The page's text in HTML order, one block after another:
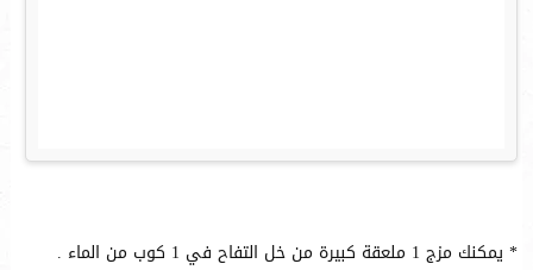
* يمكنك مزج 1 ملعقة كبيرة من خل التفاح في 1 كوب من الماء .